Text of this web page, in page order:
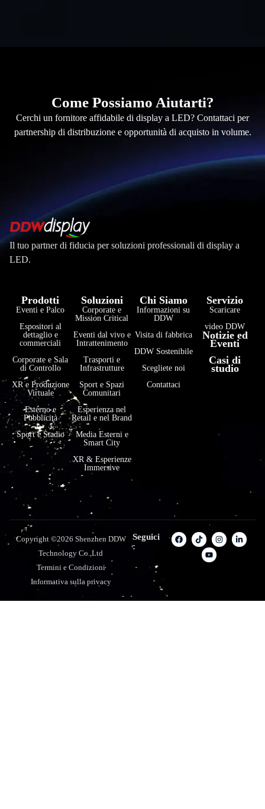
Come Possiamo Aiutarti?
Cerchi un fornitore affidabile di display a LED? Contattaci per
partnership di distribuzione e opportunità di acquisto in volume.
Il tuo partner di fiducia per soluzioni professionali di display a
LED.
Prodotti
Eventi e Palco
Espositori al
dettaglio e
commerciali
Corporate e Sala
di Controllo
XR e Produzione
Virtuale
Esterno e
Pubblicità
Sport e Stadio
Soluzioni
Corporate e
Mission Critical
Eventi dal vivo e
Intrattenimento
Trasporti e
Infrastrutture
Sport e Spazi
Comunitari
Esperienza nel
Retail e nel Brand
Media Esterni e
Smart City
XR & Esperienze
Immersive
Chi Siamo
Informazioni su
DDW
Visita di fabbrica
DDW Sostenibile
Scegliete noi
Contattaci
Servizio
Scaricare
video DDW
Notizie ed
Eventi
Casi di
studio
Copyright ©2026 Shenzhen DDW
Technology Co.,Ltd
Termini e Condizioni
Informativa sulla privacy
Seguici
: